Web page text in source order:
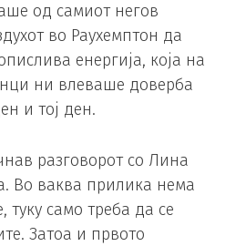
од самиот негов
во Раухемптон да
енергија, која на
ни влеваше доверба
и тој ден.
разговорот со Лина
Во ваква прилика нема
само треба да се
Затоа и првото